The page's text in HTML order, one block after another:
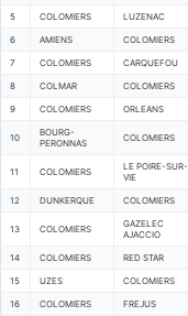
5 COLOMIERS LUZENAC
6 AMIENS COLOMIERS
7 COLOMIERS CARQUEFOU
8 COLMAR COLOMIERS
9 COLOMIERS ORLEANS
10
BOURG-
PERONNAS
COLOMIERS
11 COLOMIERS
LE POIRE-SUR-
VIE
12 DUNKERQUE COLOMIERS
13 COLOMIERS
GAZELEC
AJACCIO
14 COLOMIERS RED STAR
15 UZES COLOMIERS
16 COLOMIERS FREJUS